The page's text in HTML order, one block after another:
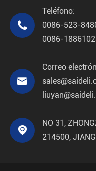

Teléfono:
0086-523-
0086-

Correo

NO 31,
214500,